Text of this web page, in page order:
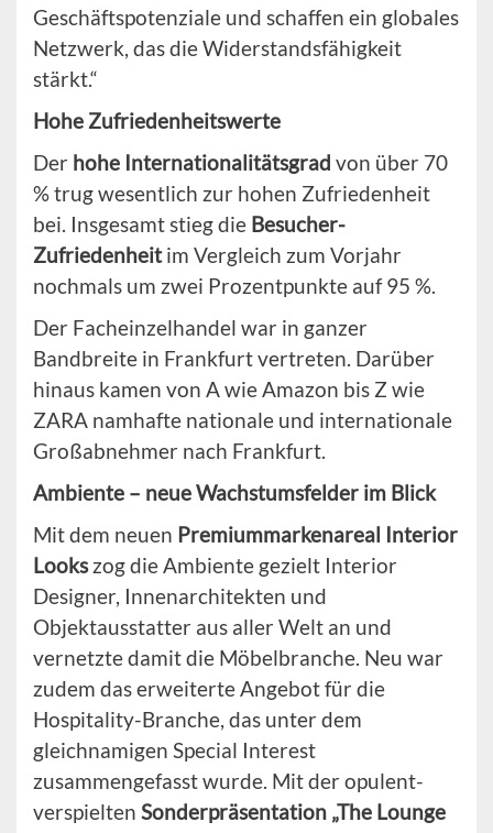
Geschäftspotenziale und schaffen ein globales
Netzwerk, das die Widerstandsfähigkeit
stärkt.“
Hohe Zufriedenheitswerte
Der hohe Internationalitätsgrad von über 70
% trug wesentlich zur hohen Zufriedenheit
bei. Insgesamt stieg die Besucher-
Zufriedenheitim Vergleich zum Vorjahr
nochmals um zwei Prozentpunkte auf 95 %.
Der Facheinzelhandel war in ganzer
Bandbreite in Frankfurt vertreten. Darüber
hinaus kamen von A wie Amazon bis Z wie
ZARA namhafte nationale und internationale
Großabnehmer nach Frankfurt.
Ambiente – neue Wachstumsfelder im Blick
Mit dem neuen Premiummarkenareal Interior
Lookszog die Ambiente gezielt Interior
Designer, Innenarchitekten und
Objektausstatter aus aller Welt an und
vernetzte damit die Möbelbranche. Neu war
zudem das erweiterte Angebot für die
Hospitality-Branche, das unter dem
gleichnamigen Special Interest
zusammengefasst wurde. Mit der opulent-
verspielten Sonderpräsentation „The Lounge